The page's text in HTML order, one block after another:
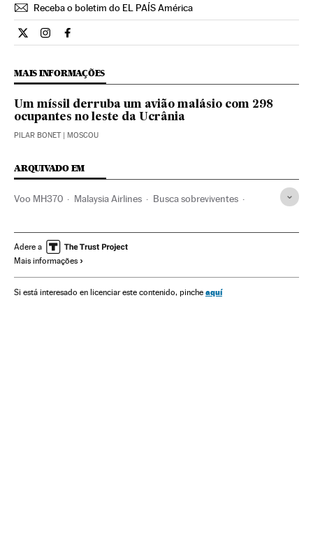
Receba o boletim do EL PAÍS América
Internacional El País Brasil en Twitter
Internacional El País Brasil en Instagram
Internacional El País Brasil en Facebook
MAIS INFORMAÇÕES
Um míssil derruba um avião malásio com 298
ocupantes no leste da Ucrânia
PILAR BONET| MOSCOU
ARQUIVADO EM
Voo MH370 Malaysia Airlines Busca sobreviventes
Acidentes Empresas transporte
Acontecimentos
Transporte aéreo Transporte
Adere a
Mais informações
Si está interesado en licenciar este contenido, pinche aquí